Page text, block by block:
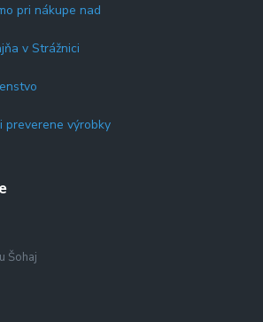
pri nákupe nad
v Strážnici
preverene výrobky
Šohaj